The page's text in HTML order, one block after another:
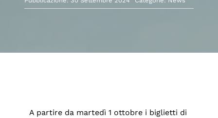
A partire da martedì 1 ottobre i biglietti di